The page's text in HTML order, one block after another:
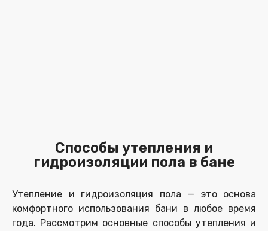
Способы утепления и
гидроизоляции пола в бане
Утепление и гидроизоляция пола — это основа
комфортного использования бани в любое время
года. Рассмотрим основные способы утепления и